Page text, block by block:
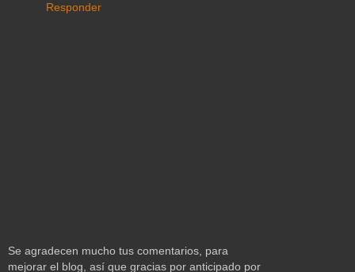
Responder
Se agradecen mucho tus comentarios, para
mejorar el blog, así que gracias por anticipado por